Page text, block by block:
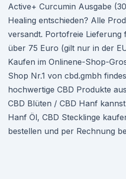
Active+ Curcumin Ausgabe
Healing entschieden? Alle
versandt. Portofreie Lieferung
über 75 Euro (gilt nur in der
Kaufen im Onlinene-Shop-
Shop Nr.1 von cbd.gmbh
hochwertige CBD Produkte
CBD Blüten / CBD Hanf
Hanf Öl, CBD Stecklinge
bestellen und per Rechnung